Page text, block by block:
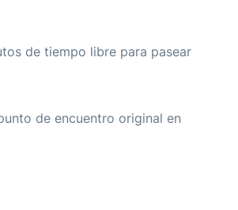
de tiempo libre para pasear
de encuentro original en